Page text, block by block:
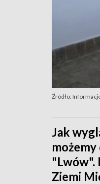
Źródło:
Jak
"Lwów".
Ziemi